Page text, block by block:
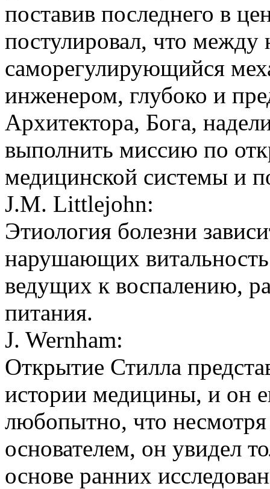
поставив последнего в
постулировал, что
саморегулирующийся
инженером, глубоко и
Архитектора, Бога,
выполнить миссию по
медицинской системы и
J.M. Littlejohn:
Этиология болезни
нарушающих
ведущих к воспалению,
питания.
J. Wernham:
Открытие Стилла
истории медицины, и он
любопытно, что несмотря
основателем, он увидел
основе ранних